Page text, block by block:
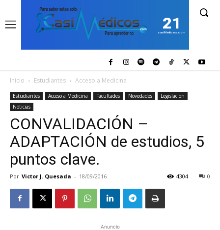
21
casiMedicos.com
Inicio Estudiantes Acceso a Medicina
Estudiantes Acceso a Medicina Facultades Novedades
Legislacion
Noticias
CONVALIDACIÓN –
ADAPTACIÓN de estudios, 5
puntos clave.
Por Victor J. Quesada - 18/09/2016 0
4304
Anuncio